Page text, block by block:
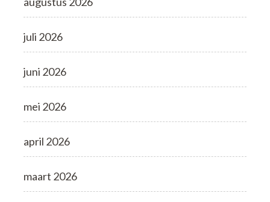
juli 2026
juni 2026
mei 2026
april 2026
maart 2026